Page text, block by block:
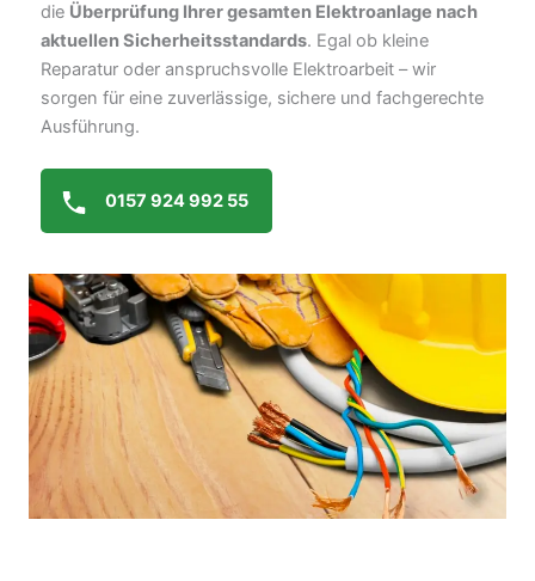
die Überprüfung Ihrer gesamten Elektroanlage nach
aktuellen Sicherheitsstandards. Egal ob kleine
Reparatur oder anspruchsvolle Elektroarbeit – wir
sorgen für eine zuverlässige, sichere und fachgerechte
Ausführung.
0157 924 992 55